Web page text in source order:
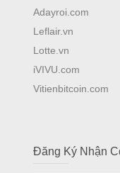
Adayroi.com
Leflair.vn
Lotte.vn
iVIVU.com
Vitienbitcoin.com
Đăng Ký Nhận